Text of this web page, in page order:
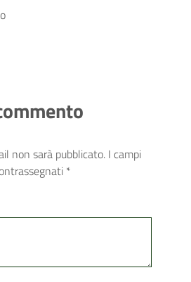
non sarà pubblicato. I campi
*